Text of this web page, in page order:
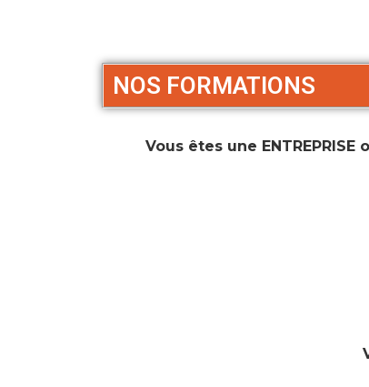
NOS FORMATIONS
Vous êtes une